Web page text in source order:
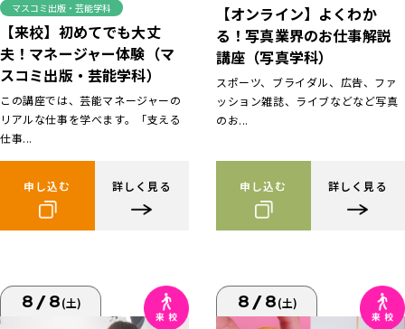
マスコミ出版・芸能学科
【来校】初めてでも大丈
夫！マネージャー体験（マ
スコミ出版・芸能学科）
この講座では、芸能マネージャーの
リアルな仕事を学べます。「支える
仕事...
申し込む 詳しく見る
【オンライン】よくわか
る！写真業界のお仕事解説
講座（写真学科）
スポーツ、ブライダル、広告、ファ
ッション雑誌、ライブなどなど写真
のお...
申し込む 詳しく見る
8/8(土) 8/8(土)